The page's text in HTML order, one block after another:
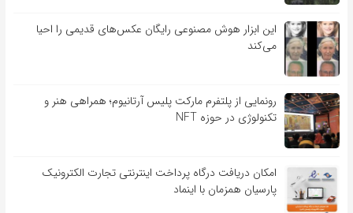
این ابزار هوش مصنوعی رایگان عکس‌های قدیمی را احیا
می‌کند
رونمایی از پلتفرم مارکت پلیس آرتانیوم؛ همراهی هنر و
تکنولوژی در حوزه NFT
امکان دریافت درگاه پرداخت اینترنتی تجارت الکترونیک
پارسیان همزمان با اینماد